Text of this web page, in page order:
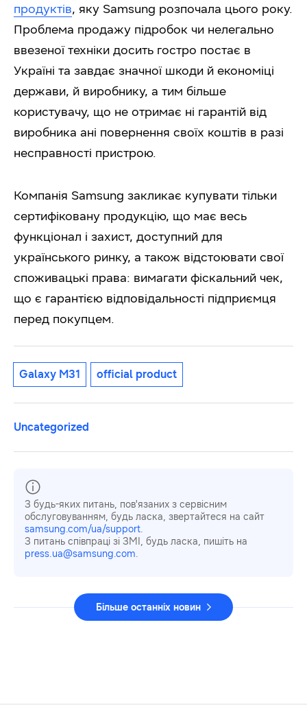
продуктів, яку Samsung розпочала цього року.
Проблема продажу підробок чи нелегально
ввезеної техніки досить гостро постає в
Україні та завдає значної шкоди й економіці
держави, й виробнику, а тим більше
користувачу, що не отримає ні гарантій від
виробника ані повернення своїх коштів в разі
несправності пристрою.
Компанія Samsung закликає купувати тільки
сертифіковану продукцію, що має весь
функціонал і захист, доступний для
українського ринку, а також відстоювати свої
споживацькі права: вимагати фіскальний чек,
що є гарантією відповідальності підприємця
перед покупцем.
Galaxy M31 official product
Uncategorized
З будь-яких питань, пов'язаних з сервісним
обслуговуванням, будь ласка, звертайтеся на сайт
samsung.com/ua/support.
З питань співпраці зі ЗМІ, будь ласка, пишіть на
press.ua@samsung.com.
Більше останніх новин